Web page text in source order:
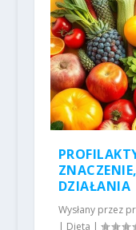
DZIAŁANIA
Wysłany przez
| Dieta |